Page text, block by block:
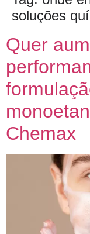
soluções
Quer
Chemax